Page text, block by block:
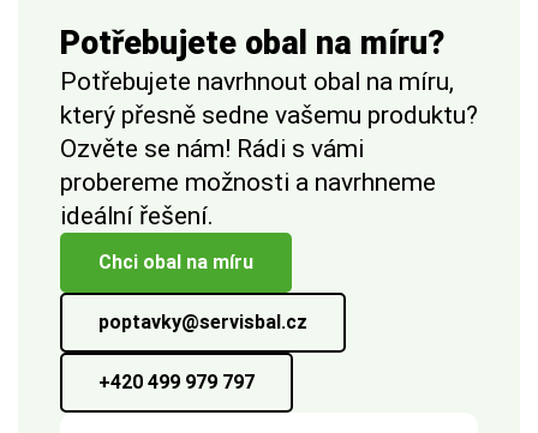
Potřebujete obal na míru?
Potřebujete navrhnout obal na míru,
který přesně sedne vašemu produktu?
Ozvěte se nám! Rádi s vámi
probereme možnosti a navrhneme
ideální řešení.
Chci obal na míru
poptavky@servisbal.cz
+420 499 979 797